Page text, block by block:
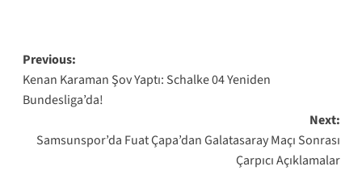
Post
navigation
Previous:
Kenan Karaman Şov Yaptı: Schalke 04 Yeniden
Bundesliga’da!
Next:
Samsunspor’da Fuat Çapa’dan Galatasaray Maçı Sonrası
Çarpıcı Açıklamalar